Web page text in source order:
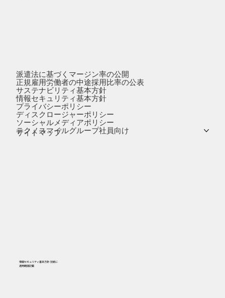
派遣法に基づくマージン率の公開
正規雇用労働者の中途採用比率の公表
サステナビリティ基本方針
情報セキュリティ基本方針
プライバシーポリシー
ディスクロージャーポリシー
ソーシャルメディアポリシー
テクノスマイルグループ社員向け
サイトマップ
情報セキュリティ基本方針-別紙に
​適用範囲記載